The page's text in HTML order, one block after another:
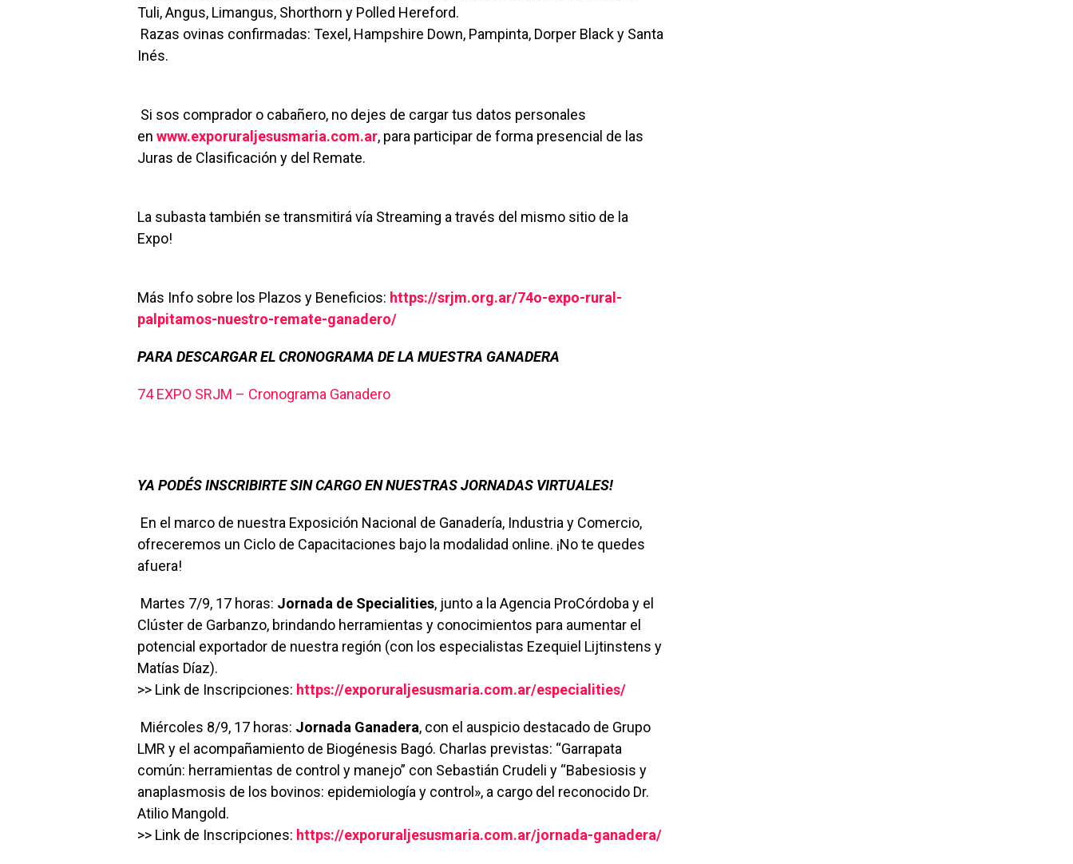
Tuli, Angus, Limangus, Shorthorn y Polled Hereford.
Razas ovinas confirmadas: Texel, Hampshire Down, Pampinta, Dorper Black y Santa
Inés.
Si sos comprador o cabañero, no dejes de cargar tus datos personales
en www.exporuraljesusmaria.com.ar, para participar de forma presencial de las
Juras de Clasificación y del Remate.
La subasta también se transmitirá vía Streaming a través del mismo sitio de la
Expo!
Más Info sobre los Plazos y Beneficios: https://srjm.org.ar/74o-expo-rural-
palpitamos-nuestro-remate-ganadero/
PARA DESCARGAR EL CRONOGRAMA DE LA MUESTRA GANADERA
74 EXPO SRJM – Cronograma Ganadero
YA PODÉS INSCRIBIRTE SIN CARGO EN NUESTRAS JORNADAS VIRTUALES!
En el marco de nuestra Exposición Nacional de Ganadería, Industria y Comercio,
ofreceremos un Ciclo de Capacitaciones bajo la modalidad online. ¡No te quedes
afuera!
Martes 7/9, 17 horas: Jornada de Specialities, junto a la Agencia ProCórdoba y el
Clúster de Garbanzo, brindando herramientas y conocimientos para aumentar el
potencial exportador de nuestra región (con los especialistas Ezequiel Lijtinstens y
Matías Díaz).
>> Link de Inscripciones: https://exporuraljesusmaria.com.ar/especialities/
Miércoles 8/9, 17 horas: Jornada Ganadera, con el auspicio destacado de Grupo
LMR y el acompañamiento de Biogénesis Bagó. Charlas previstas: “Garrapata
común: herramientas de control y manejo” con Sebastián Crudeli y “Babesiosis y
anaplasmosis de los bovinos: epidemiología y control», a cargo del reconocido Dr.
Atilio Mangold.
>> Link de Inscripciones: https://exporuraljesusmaria.com.ar/jornada-ganadera/